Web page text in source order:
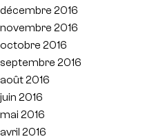
décembre 2016
novembre 2016
octobre 2016
septembre 2016
août 2016
juin 2016
mai 2016
avril 2016